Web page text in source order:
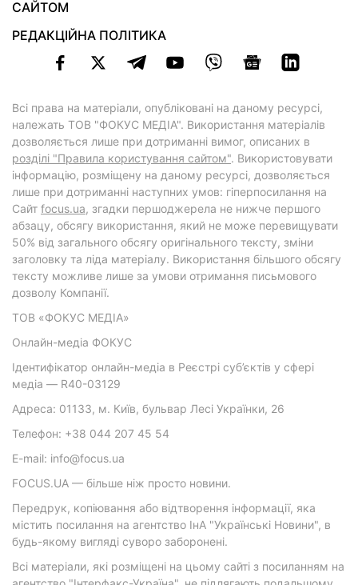
САЙТОМ
РЕДАКЦІЙНА ПОЛІТИКА
Всі права на матеріали, опубліковані на даному ресурсі,
належать ТОВ "ФОКУС МЕДІА". Використання матеріалів
дозволяється лише при дотриманні вимог, описаних в
розділі "Правила користування сайтом". Використовувати
інформацію, розміщену на даному ресурсі, дозволяється
лише при дотриманні наступних умов: гіперпосилання на
Cайт focus.ua, згадки першоджерела не нижче першого
абзацу, обсягу використання, який не може перевищувати
50% від загального обсягу оригінального тексту, зміни
заголовку та ліда матеріалу. Використання більшого обсягу
тексту можливе лише за умови отримання письмового
дозволу Компанії.
ТОВ «ФОКУС МЕДІА»
Онлайн-медіа ФОКУС
Ідентифікатор онлайн-медіа в Реєстрі суб’єктів у сфері
медіа — R40-03129
Адреса: 01133, м. Київ, бульвар Лесі Українки, 26
Телефон: +38 044 207 45 54
E-mail: info@focus.ua
FOCUS.UA — більше ніж просто новини.
Передрук, копіювання або відтворення інформації, яка
містить посилання на агентство ІнА "Українські Новини", в
будь-якому вигляді суворо заборонені.
Всі матеріали, які розміщені на цьому сайті з посиланням на